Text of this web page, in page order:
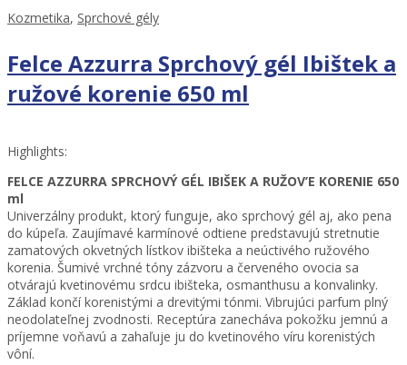
Kozmetika, Sprchové gély
Felce Azzurra Sprchový gél Ibištek a
ružové korenie 650 ml
Highlights:
FELCE AZZURRA SPRCHOVÝ GÉL IBIŠEK A RUŽOV’E KORENIE 650
ml
Univerzálny produkt, ktorý funguje, ako sprchový gél aj, ako pena
do kúpeľa. Zaujímavé karmínové odtiene predstavujú stretnutie
zamatových okvetných lístkov ibišteka a neúctivého ružového
korenia. Šumivé vrchné tóny zázvoru a červeného ovocia sa
otvárajú kvetinovému srdcu ibišteka, osmanthusu a konvalinky.
Základ končí korenistými a drevitými tónmi. Vibrujúci parfum plný
neodolateľnej zvodnosti. Receptúra ​​zanecháva pokožku jemnú a
príjemne voňavú a zahaľuje ju do kvetinového víru korenistých
vôní.